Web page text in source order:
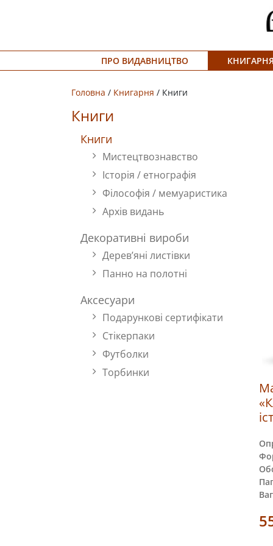
#запідтримкиУКФ
ПРО ВИДАВНИЦТВО КНИГАРНЯ
Головна / Книгарня / Книги
Книги
Декоративні вироби
Дерев’яні листівки
Панно на полотні
Аксесуари
Подарункові сертифікати
Стікерпаки
Футболки
Торбинки
Книги
Архів видань
Історія / етнографія
Мистецтвознавство
Філософія / мемуаристика